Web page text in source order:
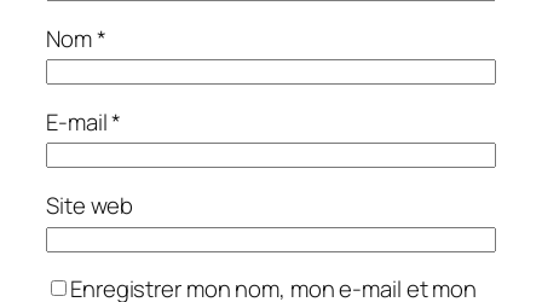
Nom*
E-mail*
Site web
Enregistrer mon nom, mon e-mail et mon